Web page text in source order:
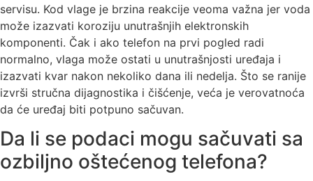
servisu. Kod vlage je brzina reakcije veoma važna jer voda
može izazvati koroziju unutrašnjih elektronskih
komponenti. Čak i ako telefon na prvi pogled radi
normalno, vlaga može ostati u unutrašnjosti uređaja i
izazvati kvar nakon nekoliko dana ili nedelja. Što se ranije
izvrši stručna dijagnostika i čišćenje, veća je verovatnoća
da će uređaj biti potpuno sačuvan.
Da li se podaci mogu sačuvati sa
ozbiljno oštećenog telefona?